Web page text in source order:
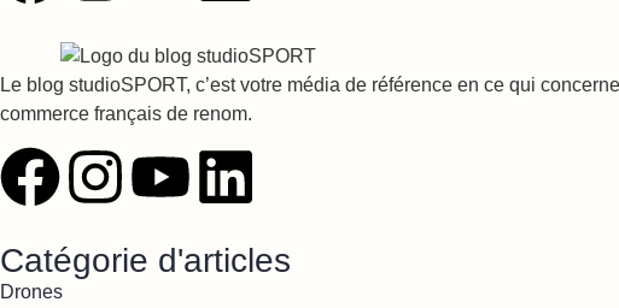
Le blog studioSPORT, c’est votre média de référence en ce qui
commerce français de renom.
Catégorie d'articles
Drones